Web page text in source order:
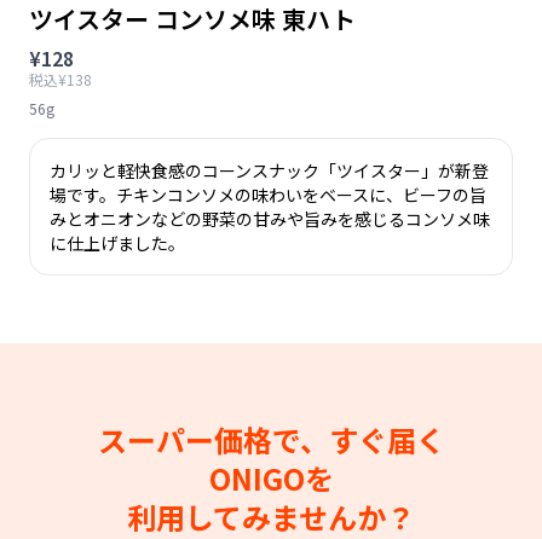
ツイスター コンソメ味 東ハト
¥128
税込¥138
56g
カリッと軽快食感のコーンスナック「ツイスター」が新登
場です。チキンコンソメの味わいをベースに、ビーフの旨
みとオニオンなどの野菜の甘みや旨みを感じるコンソメ味
に仕上げました。
スーパー価格で、すぐ届く
ONIGOを
利用してみませんか？